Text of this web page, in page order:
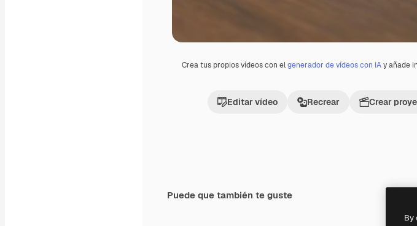
Crea tus propios vídeos con elgenerador de vídeos con IAy añade
Editar vídeo Recrear Crear
Puede que también te guste
By